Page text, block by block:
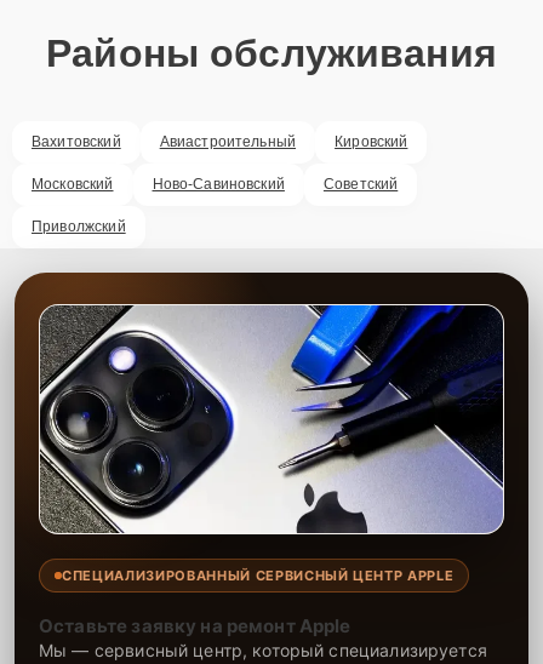
Районы обслуживания
Вахитовский Авиастроительный Кировский
Московский Ново-Савиновский Советский
Приволжский
СПЕЦИАЛИЗИРОВАННЫЙ СЕРВИСНЫЙ ЦЕНТР APPLE
Оставьте заявку на ремонт Apple
Мы — сервисный центр, который специализируется